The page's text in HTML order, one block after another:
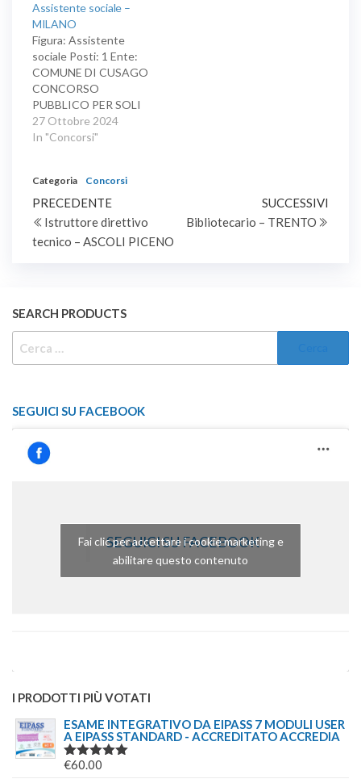
n. 1 unità nel profilo
professionale di
Assistente Sociale Area
funzionari CCNL
Funzione Locale
16.11.2022
Assistente sociale –
MILANO
Figura: Assistente
sociale Posti: 1 Ente:
COMUNE DI CUSAGO
CONCORSO
PUBBLICO PER SOLI
ESAMI PER N.1 POSTO
DI ASSISTENTE
INDETERMINATO
27 Ottobre 2024
In "Concorsi"
Categoria Concorsi
Navigazione
articoli
Articolo
precedente
PRECEDENTE
Istruttore direttivo
tecnico – ASCOLI PICENO
SUCCESSIVI
Bibliotecario – TRENTO
SEARCH PRODUCTS
SEGUICI SU FACEBOOK
SEGUICI SU FACEBOOK
Fai clic per accettare i cookie marketing e
abilitare questo contenuto
I PRODOTTI PIÙ VOTATI
ESAME INTEGRATIVO DA EIPASS 7 MODULI USER
A EIPASS STANDARD - ACCREDITATO ACCREDIA
VALUTATO
€60.00